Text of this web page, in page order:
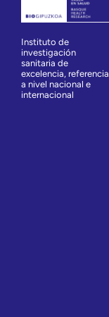
Instituto de
investigación
sanitaria de
excelencia, referencia
a nivel nacional e
internacional